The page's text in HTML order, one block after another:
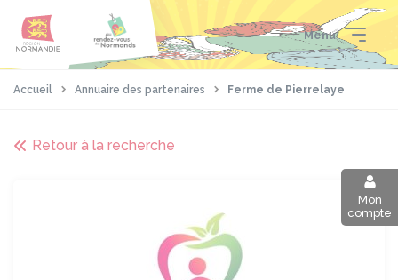
contenu
pied
Menu
Mon
compte
Accueil Annuaire des partenaires Ferme de Pierrelaye
Retour à la recherche
Panneau de gestion des cookies